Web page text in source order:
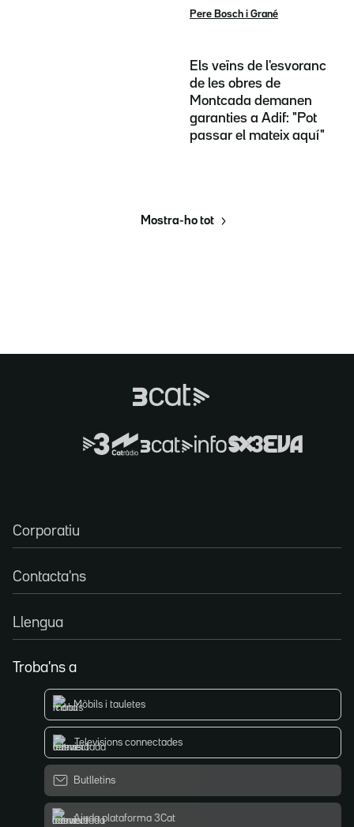
Pere Bosch i Grané
Els veïns de l'esvoranc
de les obres de
Montcada demanen
garanties a Adif: "Pot
passar el mateix aquí"
Mostra-ho tot
Corporatiu
Contacta'ns
Llengua
Troba'ns a
Mòbils i tauletes
Televisions connectades
Butlletins
Ajuda plataforma 3Cat